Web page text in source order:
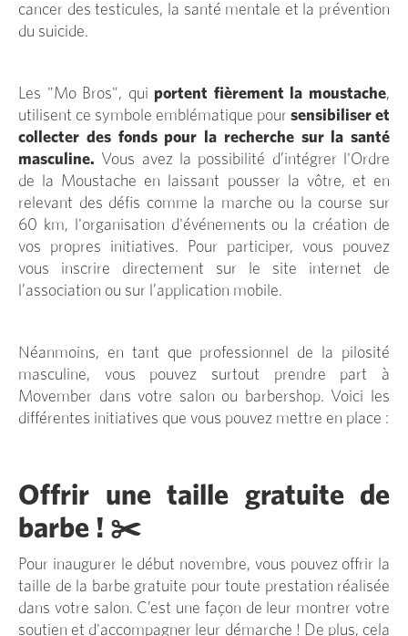
cancer des testicules, la santé mentale et la prévention
du suicide.
Les "Mo Bros", qui portent fièrement la moustache,
utilisent ce symbole emblématique pour sensibiliser et
collecter des fonds pour la recherche sur la santé
masculine. Vous avez la possibilité d’intégrer l'Ordre
de la Moustache en laissant pousser la vôtre, et en
relevant des défis comme la marche ou la course sur
60 km, l'organisation d'événements ou la création de
vos propres initiatives. Pour participer, vous pouvez
vous inscrire directement sur le site internet de
l’association ou sur l’application mobile.
Néanmoins, en tant que professionnel de la pilosité
masculine, vous pouvez surtout prendre part à
Movember dans votre salon ou barbershop. Voici les
différentes initiatives que vous pouvez mettre en place :
Offrir une taille gratuite de
barbe ! ✂️
Pour inaugurer le début novembre, vous pouvez offrir la
taille de la barbe gratuite pour toute prestation réalisée
dans votre salon. C’est une façon de leur montrer votre
soutien et d'accompagner leur démarche ! De plus, cela